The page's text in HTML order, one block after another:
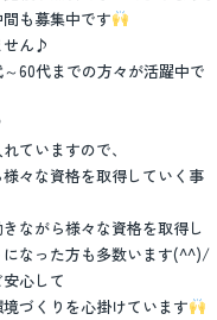
も募集中です
せん♪
60代までの方々が活躍中で
ていますので、
々な資格を取得していく事
ながら様々な資格を取得し
なった方も多数います(^^)/
心して
づくりを心掛けています